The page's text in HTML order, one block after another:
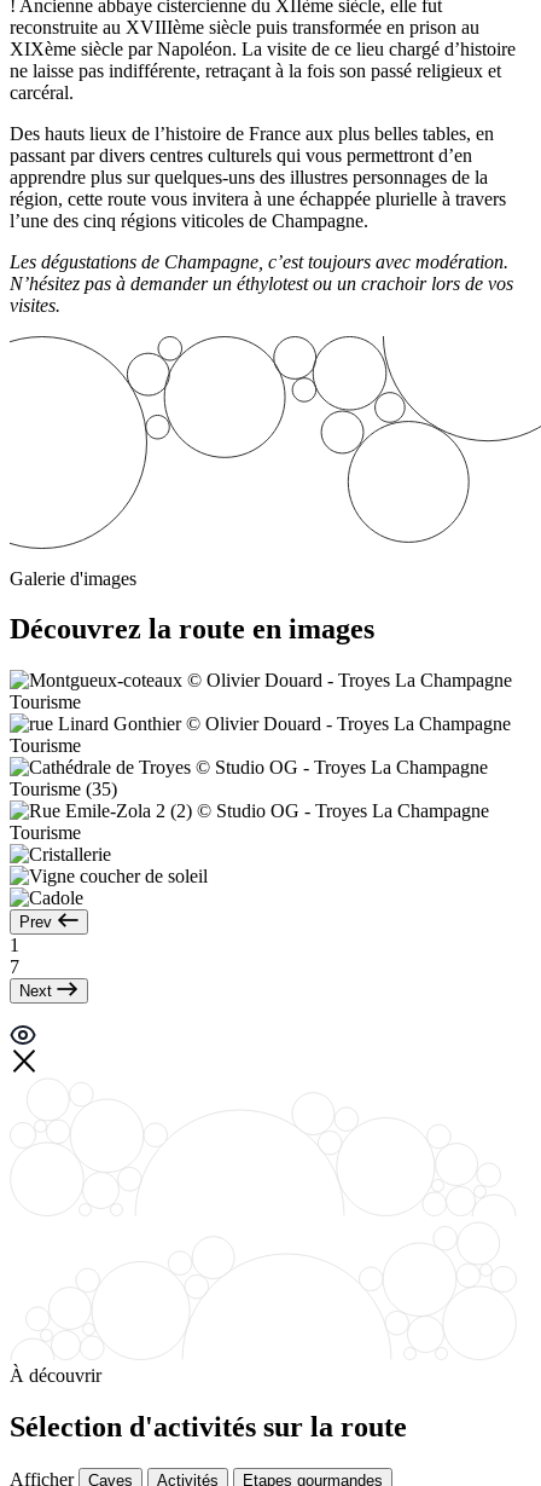
! Ancienne abbaye cistercienne du XIIème siècle, elle fut
reconstruite au XVIIIème siècle puis transformée en prison au
XIXème siècle par Napoléon. La visite de ce lieu chargé d’histoire
ne laisse pas indifférente, retraçant à la fois son passé religieux et
carcéral.
Des hauts lieux de l’histoire de France aux plus belles tables, en
passant par divers centres culturels qui vous permettront d’en
apprendre plus sur quelques-uns des illustres personnages de la
région, cette route vous invitera à une échappée plurielle à travers
l’une des cinq régions viticoles de Champagne.
Les dégustations de Champagne, c’est toujours avec modération.
N’hésitez pas à demander un éthylotest ou un crachoir lors de vos
visites.
Galerie d'images
Découvrez la route en images
Prev
1
7
Next
À découvrir
Sélection d'activités sur la route
Afficher Caves Activités Etapes gourmandes